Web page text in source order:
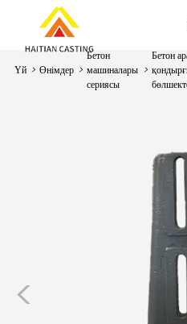
Үй > Өнімдер >
Бетон
машиналары
сериясы
>
Бетон
<